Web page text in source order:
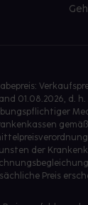
01.08.2026, d.
gemäß
der
Preis